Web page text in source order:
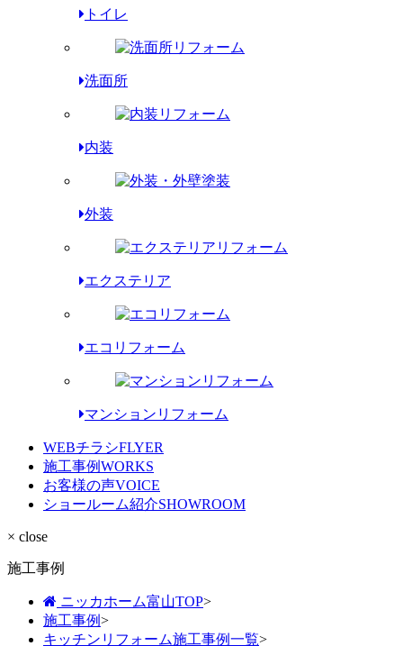
トイレ
洗面所
内装
外装
エクステリア
エコリフォーム
マンションリフォーム
WEBチラシFLYER
施工事例WORKS
お客様の声VOICE
ショールーム紹介SHOWROOM
× close
施工事例
ニッカホーム富山TOP>
施工事例>
キッチンリフォーム施工事例一覧>